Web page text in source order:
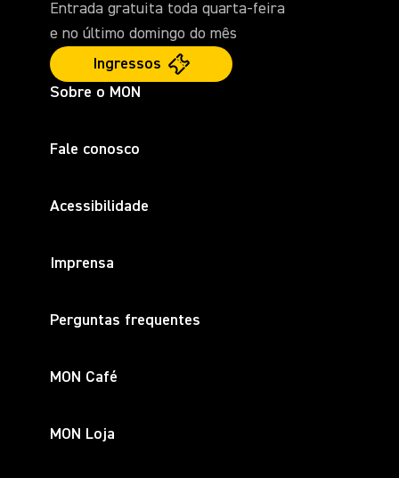
Entrada gratuita toda quarta-feira
e no último domingo do mês
Ingressos
Sobre o MON
Fale conosco
Acessibilidade
Imprensa
Perguntas frequentes
MON Café
MON Loja